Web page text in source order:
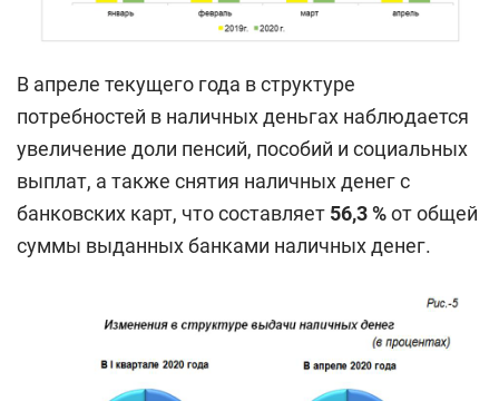
В апреле текущего года в структуре
потребностей в наличных деньгах наблюдается
увеличение доли пенсий, пособий и социальных
выплат, а также снятия наличных денег с
банковских карт, что составляет 56,3%от общей
суммы выданных банками наличных денег.